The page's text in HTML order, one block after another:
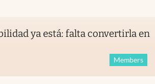
ya está: falta convertirla en
Members